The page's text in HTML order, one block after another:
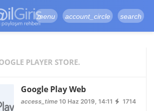
menu account_circle search
PLAYER STORE.
Google Play Web
access_time10 Haz 2019, 14:11 1714